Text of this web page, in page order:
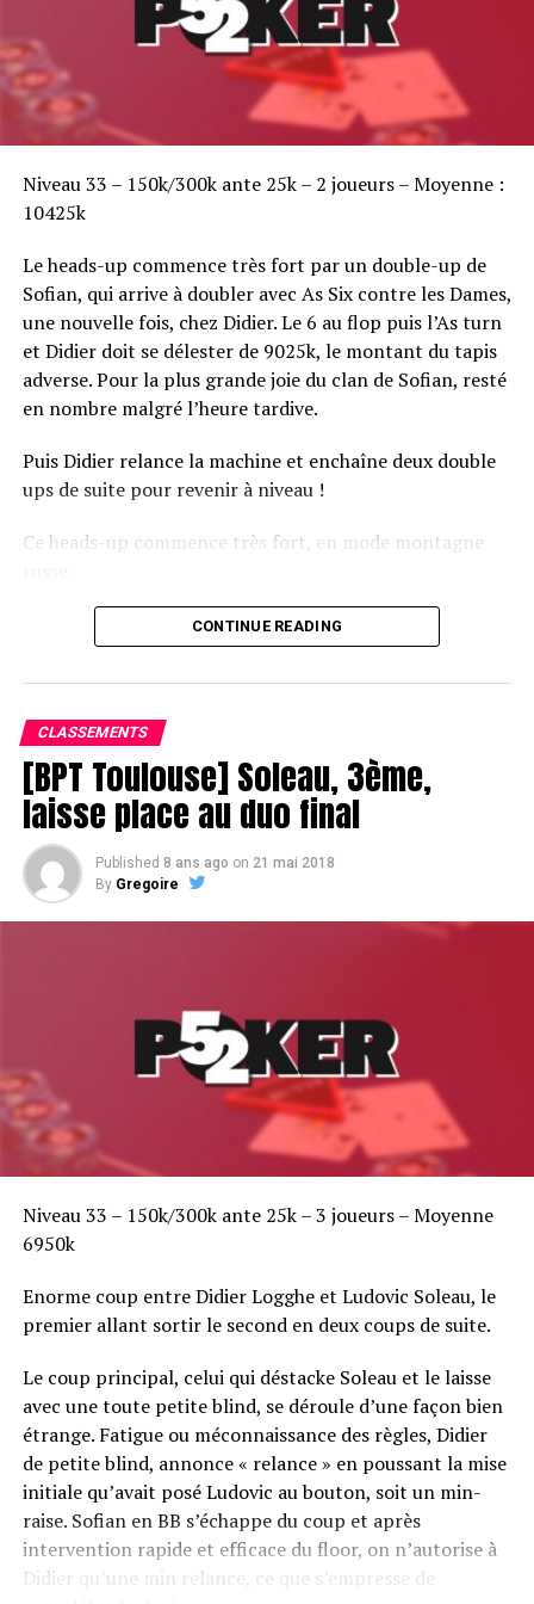
Niveau 33 – 150k/300k ante 25k – 2 joueurs – Moyenne :
10425k
Le heads-up commence très fort par un double-up de
Sofian, qui arrive à doubler avec As Six contre les Dames,
une nouvelle fois, chez Didier. Le 6 au flop puis l’As turn
et Didier doit se délester de 9025k, le montant du tapis
adverse. Pour la plus grande joie du clan de Sofian, resté
en nombre malgré l’heure tardive.
Puis Didier relance la machine et enchaîne deux double
ups de suite pour revenir à niveau !
Ce heads-up commence très fort, en mode montagne
Le champagne va réchauffer si les deux finalistes ne se décident pas !
CONTINUE READING
CLASSEMENTS
[BPT Toulouse] Soleau, 3ème,
laisse place au duo final
Published 8 ans ago on 21 mai 2018
By Gregoire
Niveau 33 – 150k/300k ante 25k – 3 joueurs – Moyenne
6950k
Enorme coup entre Didier Logghe et Ludovic Soleau, le
premier allant sortir le second en deux coups de suite.
Le coup principal, celui qui déstacke Soleau et le laisse
avec une toute petite blind, se déroule d’une façon bien
étrange. Fatigue ou méconnaissance des règles, Didier
de petite blind, annonce « relance » en poussant la mise
initiale qu’avait posé Ludovic au bouton, soit un min-
raise. Sofian en BB s’échappe du coup et après
intervention rapide et efficace du floor, on n’autorise à
Didier qu’une min relance, ce que s’empresse de